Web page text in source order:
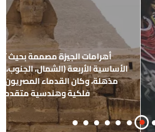
مصممة بحيث تشير إلى النقاط
الجنوب، الشرق، الغرب) بدقة
المصريون يمتلكون معرفة
متقدمة للغاية.